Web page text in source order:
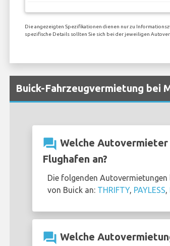
Die angezeigten Spezifikationen dienen nur zu
spezifische Details sollten Sie sich bei der jeweiligen
Buick-Fahrzeugvermietung bei
question_answer Welche
Flughafen an?
Die folgenden
von Buick an: THRIFTY, PAYLESS,
question_answer Welche